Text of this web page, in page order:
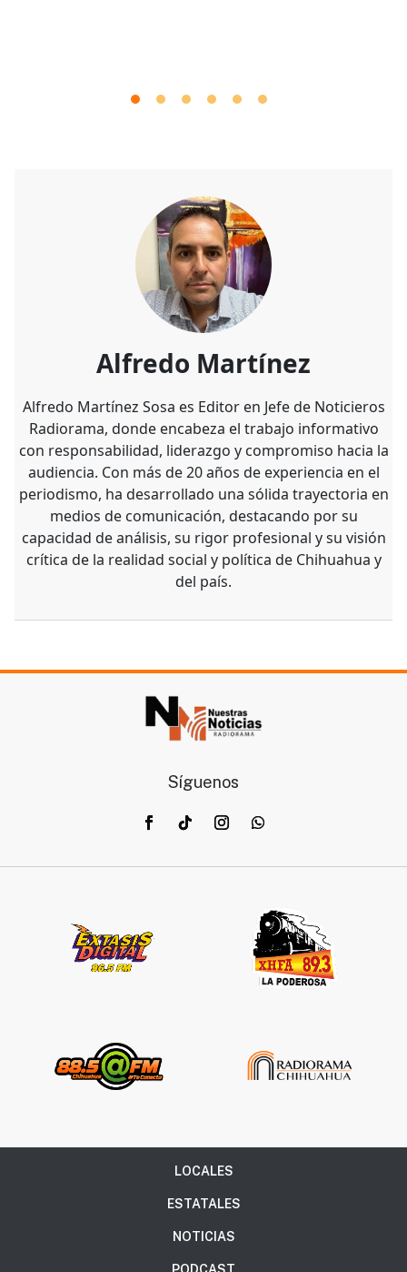
Alfredo Martínez
Alfredo Martínez Sosa es Editor en Jefe de Noticieros
Radiorama, donde encabeza el trabajo informativo
con responsabilidad, liderazgo y compromiso hacia la
audiencia. Con más de 20 años de experiencia en el
periodismo, ha desarrollado una sólida trayectoria en
del país.